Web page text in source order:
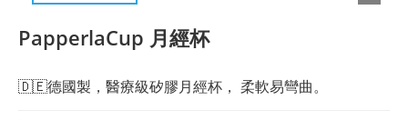
PapperlaCup 月經杯
🇩🇪德國製，醫療級矽膠月經杯， 柔軟易彎曲。